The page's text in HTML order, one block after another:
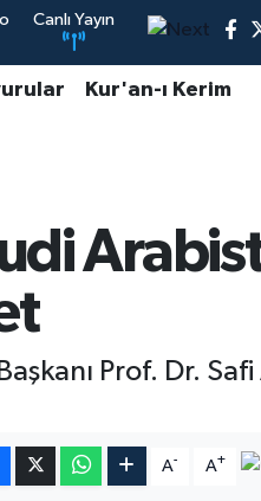
Canlı Yayın
Kur'an-ı Kerim
Prof. Dr.
A- A+